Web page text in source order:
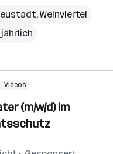
,Weinviertel
jährlich
Videos
(m/w/d) im